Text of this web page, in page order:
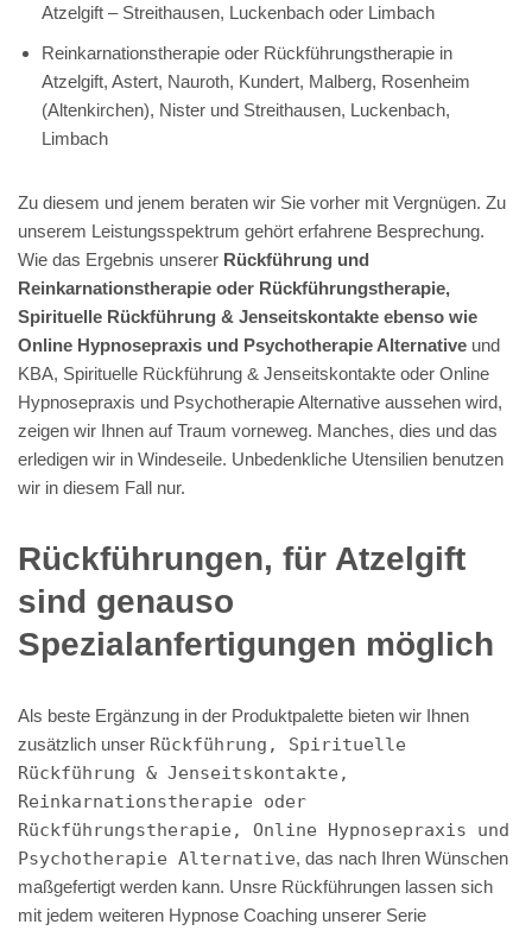
Atzelgift – Streithausen, Luckenbach oder Limbach
Reinkarnationstherapie oder Rückführungstherapie in
Atzelgift, Astert, Nauroth, Kundert, Malberg, Rosenheim
(Altenkirchen), Nister und Streithausen, Luckenbach,
Limbach
Zu diesem und jenem beraten wir Sie vorher mit Vergnügen. Zu
unserem Leistungsspektrum gehört erfahrene Besprechung.
Wie das Ergebnis unserer Rückführung und
Reinkarnationstherapie oder Rückführungstherapie,
Spirituelle Rückführung & Jenseitskontakte ebenso wie
Online Hypnosepraxis und Psychotherapie Alternative und
KBA, Spirituelle Rückführung & Jenseitskontakte oder Online
Hypnosepraxis und Psychotherapie Alternative aussehen wird,
zeigen wir Ihnen auf Traum vorneweg. Manches, dies und das
erledigen wir in Windeseile. Unbedenkliche Utensilien benutzen
wir in diesem Fall nur.
Rückführungen, für Atzelgift
sind genauso
Spezialanfertigungen möglich
Als beste Ergänzung in der Produktpalette bieten wir Ihnen
zusätzlich unser Rückführung, Spirituelle
Rückführung & Jenseitskontakte,
Reinkarnationstherapie oder
Rückführungstherapie, Online Hypnosepraxis und
Psychotherapie Alternative, das nach Ihren Wünschen
maßgefertigt werden kann. Unsre Rückführungen lassen sich
mit jedem weiteren Hypnose Coaching unserer Serie